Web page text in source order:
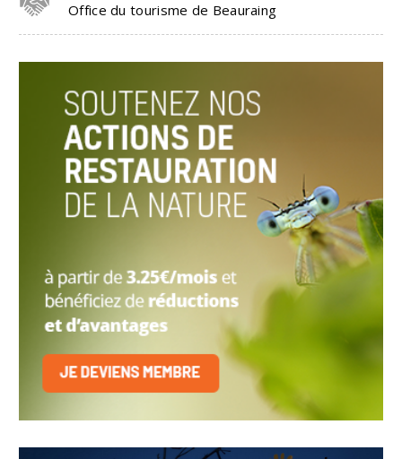
Office du tourisme de Beauraing